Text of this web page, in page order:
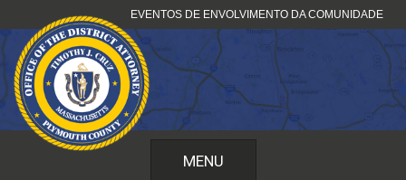
para
o
conteúdo
EVENTOS DE ENVOLVIMENTO DA COMUNIDADE
MENU